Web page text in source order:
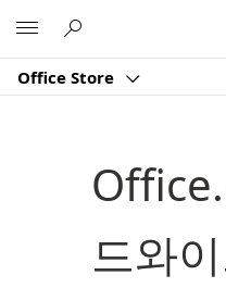
Office Store
드와